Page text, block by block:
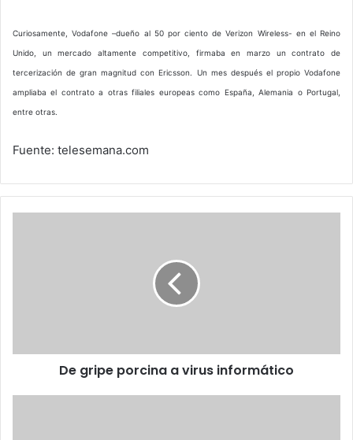
Curiosamente, Vodafone –dueño al 50 por ciento de Verizon Wireless- en el Reino
Unido, un mercado altamente competitivo, firmaba en marzo un contrato de
tercerización de gran magnitud con Ericsson. Un mes después el propio Vodafone
ampliaba el contrato a otras filiales europeas como España, Alemania o Portugal,
entre otras.
Fuente: telesemana.com
De gripe porcina a virus informático